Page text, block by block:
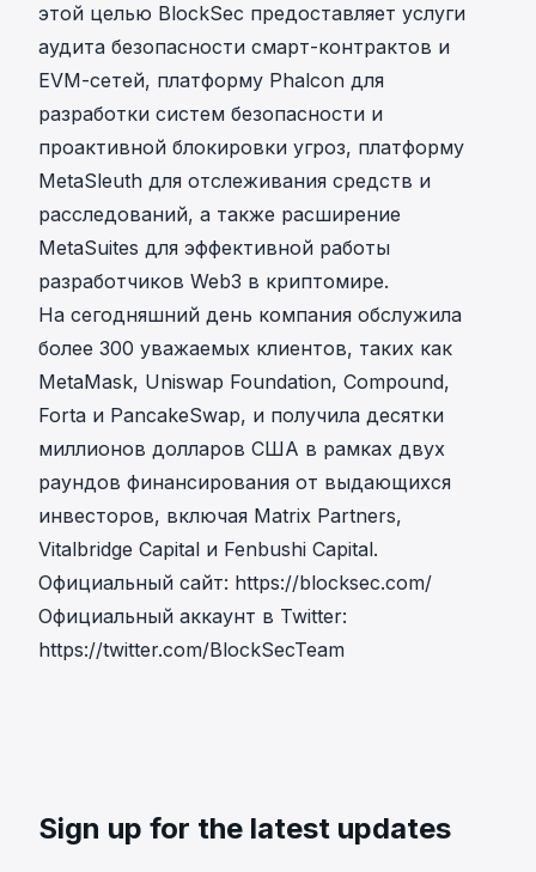
этой целью BlockSec предоставляет услуги
аудита безопасности смарт-контрактов и
EVM-сетей, платформу Phalcon для
разработки систем безопасности и
проактивной блокировки угроз, платформу
MetaSleuth для отслеживания средств и
расследований, а также расширение
MetaSuites для эффективной работы
разработчиков Web3 в криптомире.
На сегодняшний день компания обслужила
более 300 уважаемых клиентов, таких как
MetaMask, Uniswap Foundation, Compound,
Forta и PancakeSwap, и получила десятки
миллионов долларов США в рамках двух
раундов финансирования от выдающихся
инвесторов, включая Matrix Partners,
Vitalbridge Capital и Fenbushi Capital.
Официальный сайт: https://blocksec.com/
Официальный аккаунт в Twitter:
https://twitter.com/BlockSecTeam
Sign up for the latest updates